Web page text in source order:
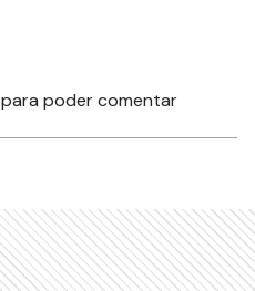
para poder comentar